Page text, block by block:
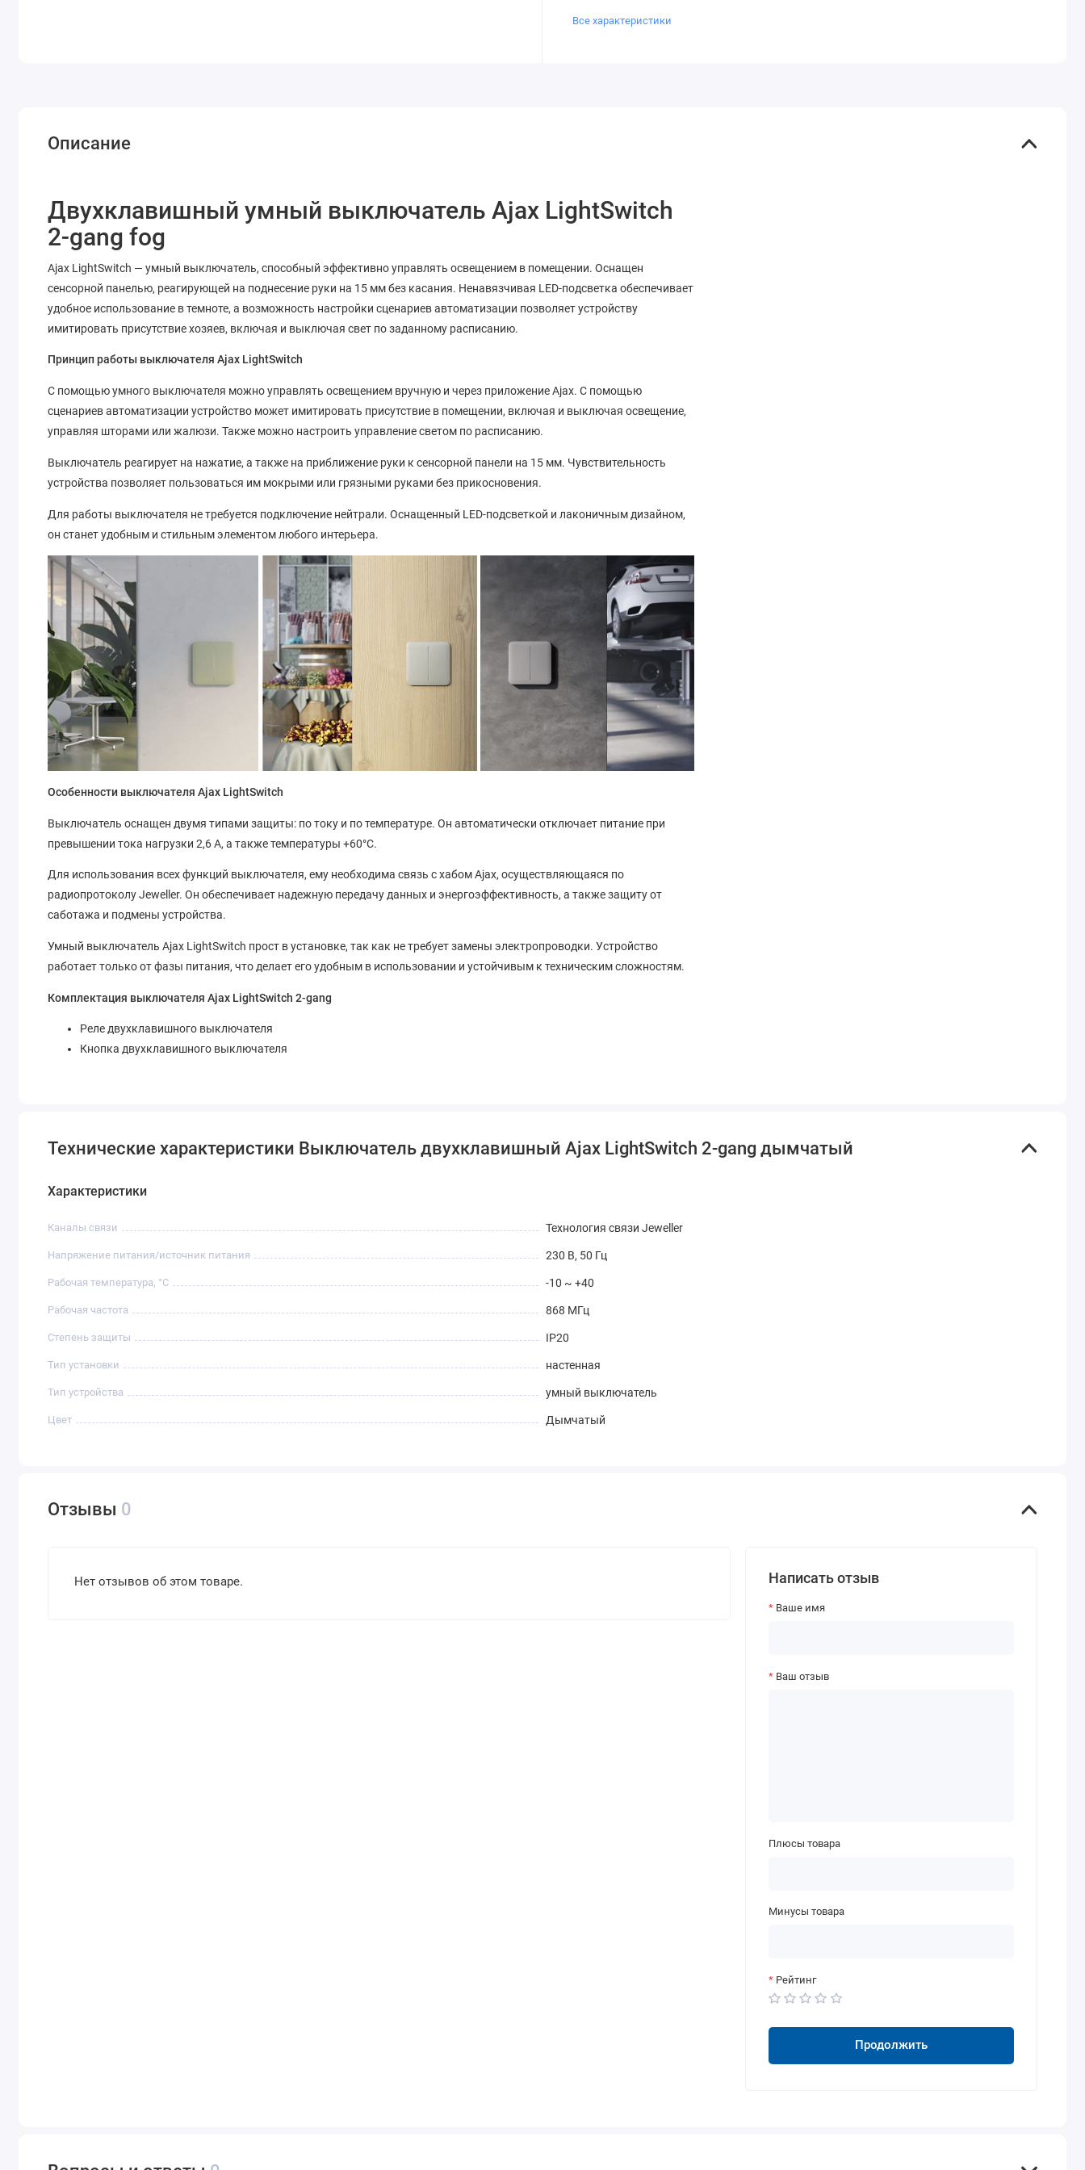
Все характеристики
Описание
Двухклавишный умный выключатель Ajax LightSwitch
2-gang fog
Ajax LightSwitch — умный выключатель, способный эффективно управлять освещением в помещении. Оснащен
сенсорной панелью, реагирующей на поднесение руки на 15 мм без касания. Ненавязчивая LED-подсветка обеспечивает
удобное использование в темноте, а возможность настройки сценариев автоматизации позволяет устройству
имитировать присутствие хозяев, включая и выключая свет по заданному расписанию.
Принцип работы выключателя Ajax LightSwitch
С помощью умного выключателя можно управлять освещением вручную и через приложение Ajax. С помощью
сценариев автоматизации устройство может имитировать присутствие в помещении, включая и выключая освещение,
управляя шторами или жалюзи. Также можно настроить управление светом по расписанию.
Выключатель реагирует на нажатие, а также на приближение руки к сенсорной панели на 15 мм. Чувствительность
устройства позволяет пользоваться им мокрыми или грязными руками без прикосновения.
Для работы выключателя не требуется подключение нейтрали. Оснащенный LED-подсветкой и лаконичным дизайном,
он станет удобным и стильным элементом любого интерьера.
Особенности выключателя Ajax LightSwitch
Выключатель оснащен двумя типами защиты: по току и по температуре. Он автоматически отключает питание при
превышении тока нагрузки 2,6 А, а также температуры +60°C.
Для использования всех функций выключателя, ему необходима связь с хабом Ajax, осуществляющаяся по
радиопротоколу Jeweller. Он обеспечивает надежную передачу данных и энергоэффективность, а также защиту от
саботажа и подмены устройства.
Умный выключатель Ajax LightSwitch прост в установке, так как не требует замены электропроводки. Устройство
работает только от фазы питания, что делает его удобным в использовании и устойчивым к техническим сложностям.
Комплектация выключателя Ajax LightSwitch 2-gang
Реле двухклавишного выключателя
Кнопка двухклавишного выключателя
Технические характеристики Выключатель двухклавишный Ajax LightSwitch 2-gang дымчатый
Характеристики
Каналы связи Технология связи Jeweller
Напряжение питания/источник питания 230 В, 50 Гц
Рабочая температура, °C -10 ~ +40
Рабочая частота 868 МГц
Степень защиты IP20
Тип установки настенная
Тип устройства умный выключатель
Цвет Дымчатый
Отзывы 0
Нет отзывов об этом товаре. Написать отзыв
Ваше имя
Ваш отзыв
Плюсы товара
Минусы товара
Рейтинг
Продолжить